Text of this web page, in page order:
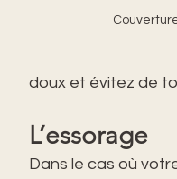
doux et évitez de
L’essorage
Dans le cas où